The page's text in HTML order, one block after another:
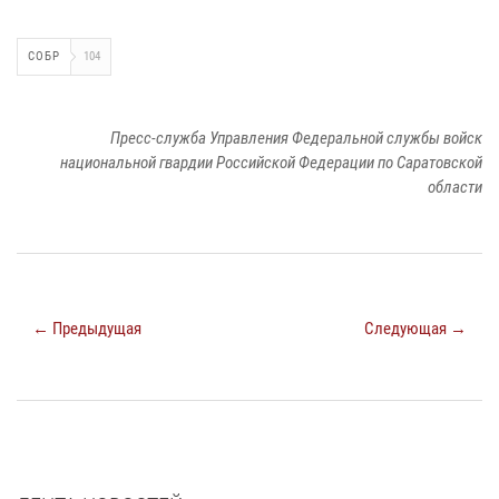
СОБР 104
Пресс-служба Управления Федеральной службы войск
национальной гвардии Российской Федерации по Саратовской
области
← Предыдущая Следующая →